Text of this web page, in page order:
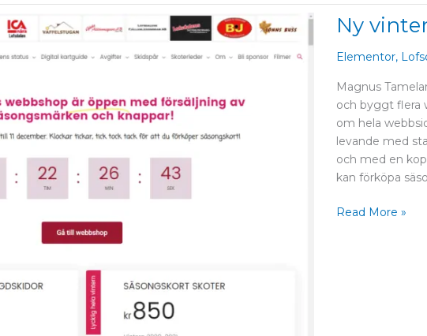
Ny
Elementor,
Magnus
och byggt flera
om hela
levande med
och med en
kan förköpa
Ny
vintersida
Lofsdalsspår
Read More »